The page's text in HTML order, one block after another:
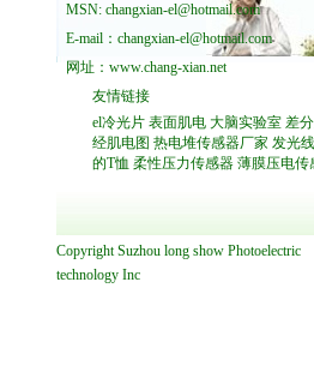
MSN: changxian-el@hotmail.com
E-mail：changxian-el@hotmail.com
网址： www.chang-xian.net
友情链接
el冷光片 表面肌电 大脑实验室 差
经肌电图 热电堆传感器厂家 发光线
的T恤 柔性压力传感器 薄膜压电传
CopyrightSuzhou long show Photoelectric
technology Inc